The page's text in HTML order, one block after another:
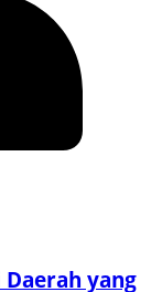
yang